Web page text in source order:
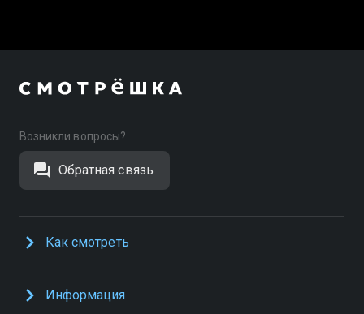
Возникли вопросы?
Обратная связь
Как смотреть
Информация